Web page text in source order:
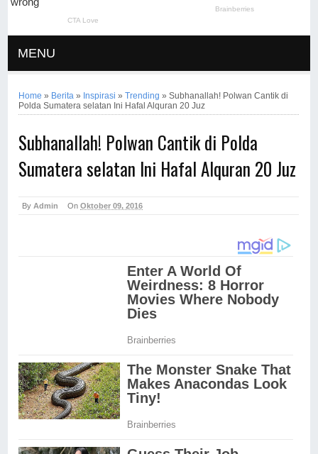
MENU
Home » Berita » Inspirasi »Trending »Subhanallah! Polwan Cantik di
Polda Sumatera selatan Ini Hafal Alquran 20 Juz
Subhanallah! Polwan Cantik di Polda
Sumatera selatan Ini Hafal Alquran 20 Juz
By Admin OnOktober 09, 2016